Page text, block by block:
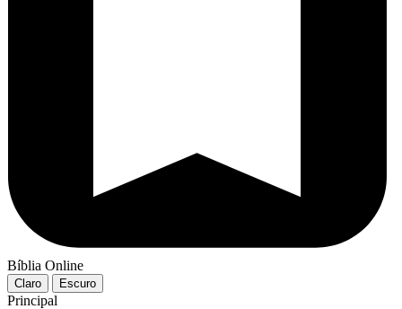
Bíblia Online
Claro Escuro
Principal